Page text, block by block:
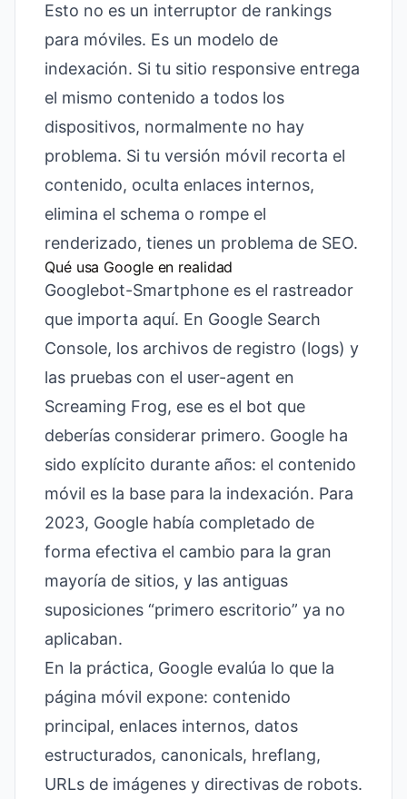
Esto no es un interruptor de rankings
para móviles. Es un modelo de
indexación. Si tu sitio responsive entrega
el mismo contenido a todos los
dispositivos, normalmente no hay
problema. Si tu versión móvil recorta el
contenido, oculta enlaces internos,
elimina el schema o rompe el
renderizado, tienes un problema de SEO.
Qué usa Google en realidad
Googlebot-Smartphone es el rastreador
que importa aquí. En Google Search
Console, los archivos de registro (logs) y
las pruebas con el user-agent en
Screaming Frog, ese es el bot que
deberías considerar primero. Google ha
sido explícito durante años: el contenido
móvil es la base para la indexación. Para
2023, Google había completado de
forma efectiva el cambio para la gran
mayoría de sitios, y las antiguas
suposiciones “primero escritorio” ya no
aplicaban.
En la práctica, Google evalúa lo que la
página móvil expone: contenido
principal, enlaces internos, datos
estructurados, canonicals, hreflang,
URLs de imágenes y directivas de robots.